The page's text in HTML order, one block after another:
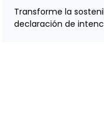
Transforme la
declaración de